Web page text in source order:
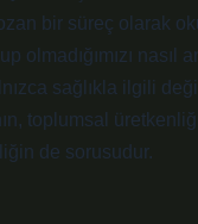
bir süreç olarak
olmadığımızı nasıl
sağlıkla ilgili
toplumsal
de sorusudur.